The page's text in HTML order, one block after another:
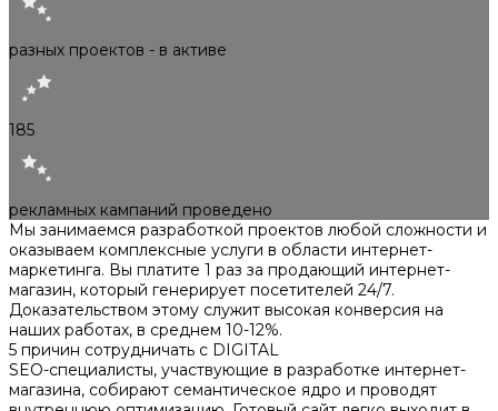
разных проектов - в активе
185
рекламных кампаний проведено
Мы занимаемся разработкой проектов любой сложности и
оказываем комплексные услуги в области интернет-
маркетинга. Вы платите 1 раз за продающий интернет-
магазин, который генерирует посетителей 24/7.
Доказательством этому служит высокая конверсия на
наших работах, в среднем 10-12%.
5 причин сотрудничать с DIGITAL
SEO-специалисты, участвующие в разработке интернет-
магазина, собирают семантическое ядро и проводят